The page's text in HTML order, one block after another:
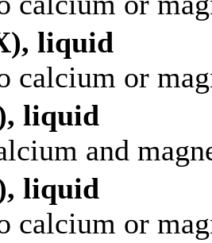
liquid
calcium or
liquid
and
liquid
calcium or